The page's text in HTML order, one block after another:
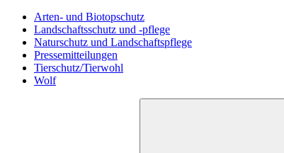
Arten- und Biotopschutz
Landschaftsschutz und -pflege
Naturschutz und Landschaftspflege
Pressemitteilungen
Tierschutz/Tierwohl
Wolf